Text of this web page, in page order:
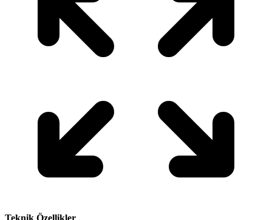
Teknik Özellikler